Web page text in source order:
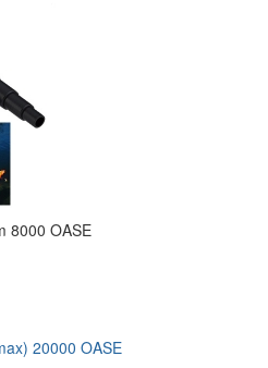
8000 OASE
20000 OASE